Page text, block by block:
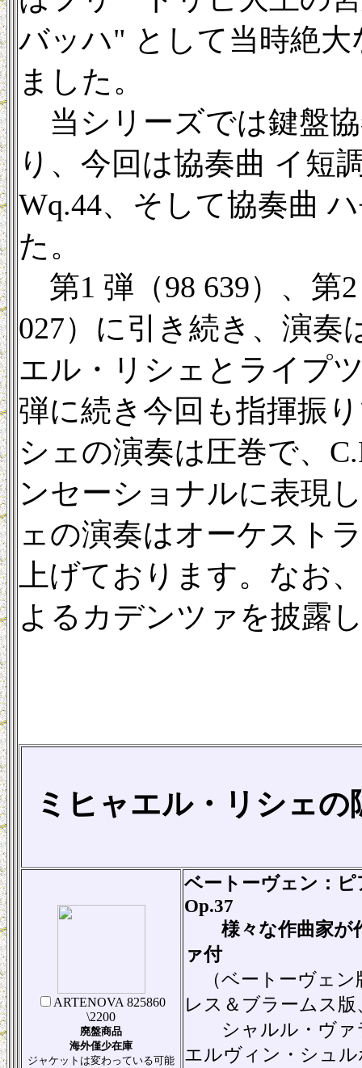
バッハ" として当時絶
ました。
当シリーズでは鍵盤
り、今回は協奏曲 イ短
Wq.44、そして協奏曲
た。
第1 弾（98 639）、第
027）に引き続き、演
エル・リシェとライプ
弾に続き今回も指揮振
シェの演奏は圧巻で、
ンセーショナルに表現
ェの演奏はオーケスト
上げております。なお
よるカデンツァを披露
ミヒャエル・リシェ
ARTENOVA 825860
\2200
廃盤商品
海外僅少在庫
ジャケットは変わっている可能
ベートーヴェン：
Op.37
様々な作曲家が
ァ付
（ベートーヴェン
レス＆ブラームス版
シャルル・ヴァ
エルヴィン・シュ